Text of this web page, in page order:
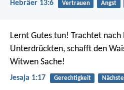
Hebräer 13:6 Vertrauen Angst
Lernt Gutes tun! Trachtet nach
Unterdrückten, schafft den
Witwen Sache!
Jesaja 1:17 Gerechtigkeit Nächste